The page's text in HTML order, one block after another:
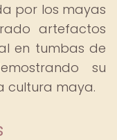
por los mayas
artefactos
en tumbas de
su
cultura maya.